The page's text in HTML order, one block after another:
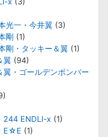
光一・今井翼 (3)
剛 (1)
剛・タッキー＆翼 (1)
翼 (94)
・ゴールデンボンバー
244 ENDLI-x (1)
E☆E (1)